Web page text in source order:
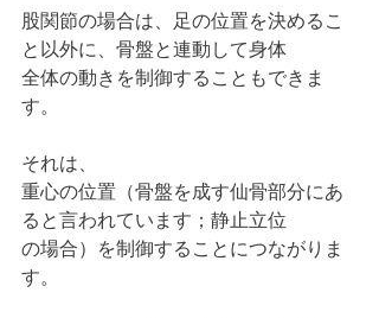
股関節の場合は、足の位置を決めるこ
と以外に、骨盤と連動して身体
全体の動きを制御することもできま
す。
それは、
重心の位置（骨盤を成す仙骨部分にあ
ると言われています；静止立位
の場合）を制御することにつながりま
す。